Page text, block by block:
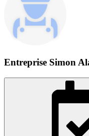
Entreprise Simon